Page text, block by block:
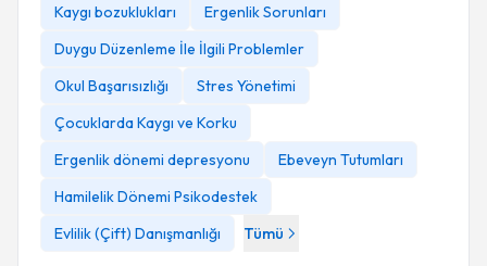
Kaygı bozuklukları
Ergenlik Sorunları
Duygu Düzenleme İle İlgili Problemler
Okul Başarısızlığı
Stres Yönetimi
Çocuklarda Kaygı ve Korku
Ergenlik dönemi depresyonu
Ebeveyn Tutumları
Hamilelik Dönemi Psikodestek
Evlilik (Çift) Danışmanlığı
Tümü